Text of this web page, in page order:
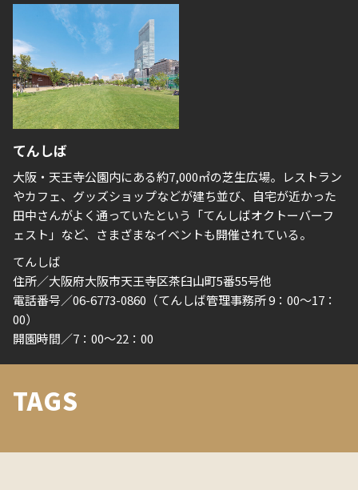
てんしば
大阪・天王寺公園内にある約7,000㎡の芝生広場。レストラン
やカフェ、グッズショップなどが建ち並び、自宅が近かった
田中さんがよく通っていたという「てんしばオクトーバーフ
ェスト」など、さまざまなイベントも開催されている。
てんしば
住所／大阪府大阪市天王寺区茶臼山町5番55号他
電話番号／06-6773-0860 （てんしば管理事務所 9：00～17：
00）
開園時間／7：00～22：00
TAGS